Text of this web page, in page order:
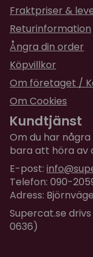
Fraktpriser &
Returinformation
Ångra din order
Köpvillkor
Om företaget /
Om Cookies
Kundtjänst
Om du har
bara att höra av
E-post:
Telefon: 090-
Adress:
Supercat.se
0636)